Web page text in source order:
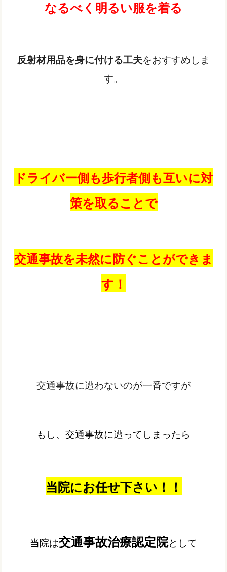
なるべく明るい服を着る
反射材用品を身に付ける工夫をおすすめしま
す。
ドライバー側も歩行者側も互いに対
策を取ることで
交通事故を未然に防ぐことができま
す！
交通事故に遭わないのが一番ですが
もし、交通事故に遭ってしまったら
当院にお任せ下さい！！
当院は交通事故治療認定院として